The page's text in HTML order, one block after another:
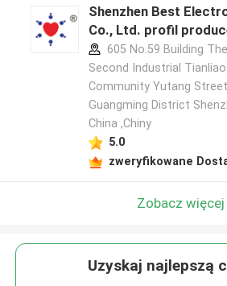
Shenzhen Best
Co., Ltd. profil
605 No.59 Building The
Second Industrial Tianliao
Community Yutang Street
Guangming District
China ,Chiny
5.0
zweryfikowane
Zobacz więcej
Uzyskaj najlepszą